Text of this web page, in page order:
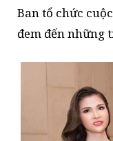
Ban tổ chức
đem đến những